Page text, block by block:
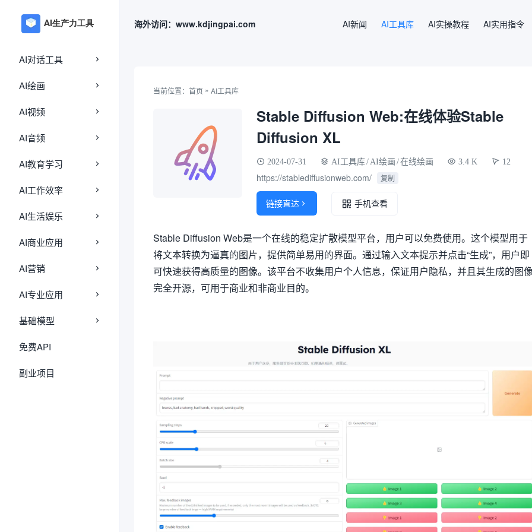
AI对话工具
AI绘画
AI视频
AI音频
AI教育学习
AI工作效率
AI生活娱乐
AI商业应用
AI营销
AI专业应用
基础模型
免费API
副业项目
海外访问：www.kdjingpai.com AI新闻 AI工具库 AI实操教程 AI实用指令
当前位置： 首页 » AI工具库
Stable Diffusion Web:在线体验Stable
Diffusion XL
2024-07-31 AI工具库/ AI绘画 /在线绘画 3.4 K 12
https://stablediffusionweb.com/ 复制
链接直达  手机查看
Stable Diffusion Web是一个在线的稳定扩散模型平台，用户可以免费使用。这个模型用于
将文本转换为逼真的图片，提供简单易用的界面。通过输入文本提示并点击“生成”，用户即
可快速获得高质量的图像。该平台不收集用户个人信息，保证用户隐私，并且其生成的图
完全开源，可用于商业和非商业目的。